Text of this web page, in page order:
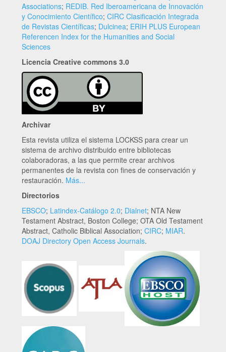
Associations; REDIB. Red Iberoamericana de Innovación
y Conocimiento Científico; CIRC Clasificación Integrada
de Revistas Científicas; Dulcinea; ERIH PLUS European
Referencen Index for the Humanities and Social
Sciences
Licencia Creative commons 3.0
Archivar
Esta revista utiliza el sistema LOCKSS para crear un
sistema de archivo distribuido entre bibliotecas
colaboradoras, a las que permite crear archivos
permanentes de la revista con fines de conservación y
restauración. Más...
Directorios
EBSCO; Latindex-Catálogo 2.0; Dialnet; NTA New
Testament Abstract, Boston College; OTA Old Testament
Abstract, Catholic Biblical Association; CIRC; MIAR.
DOAJ Directory Open Access Journals.